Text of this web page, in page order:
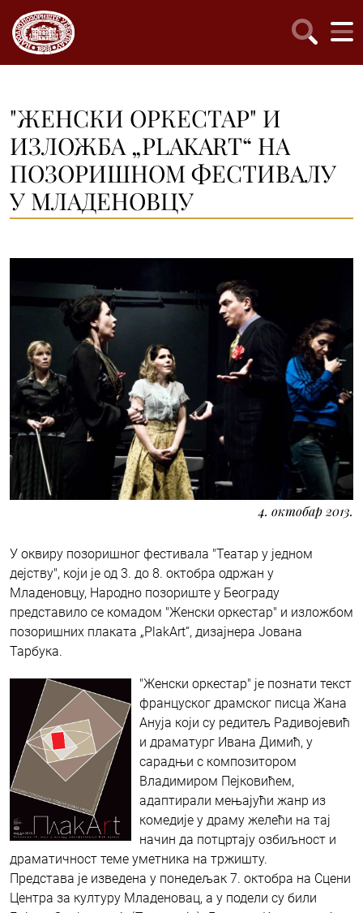
"ЖЕНСКИ ОРКЕСТАР" И
ИЗЛОЖБА „PLAKART“ НА
ПОЗОРИШНОМ ФЕСТИВАЛУ
У МЛАДЕНОВЦУ
4. октобар 2013.
У оквиру позоришног фестивала "Театар у једном
дејству", који је од 3. до 8. октобра одржан у
Младеновцу, Народно позориште у Београду
представило се комадом "Женски оркестар" и изложбом
позоришних плаката „PlakArt“, дизајнера Јована
Тарбука.
"Женски оркестар" је познати текст
француског драмског писца Жана
Ануја који су редитељ Радивојевић
и драматург Ивана Димић, у
сарадњи с композитором
Владимиром Пејковићем,
адаптирали мењајући жанр из
комедије у драму желећи на тај
начин да потцртају озбиљност и
драматичност теме уметника на тржишту.
Представа је изведена у понедељак 7. октобра на Сцени
Центра за културу Младеновац, а у подели су били